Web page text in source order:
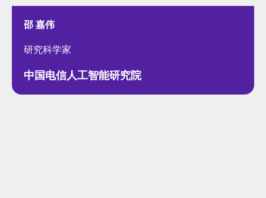
邵 嘉伟
研究科学家
中国电信人工智能研究院